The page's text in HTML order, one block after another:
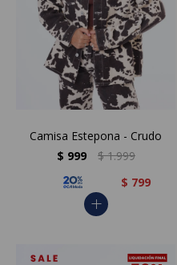
Camisa Estepona - Crudo
$ 999 $ 1.999
$ 799
add